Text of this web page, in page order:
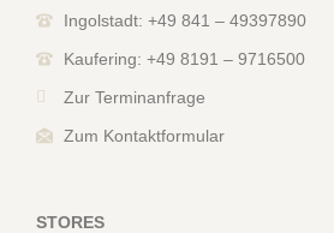
Ingolstadt: +49 841 – 49397890
Kaufering: +49 8191 – 9716500
Zur Terminanfrage
Zum Kontaktformular
STORES